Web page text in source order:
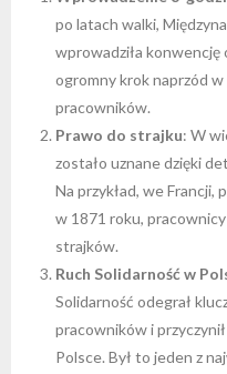
po latach walki,
wprowadziła konwencję
ogromny krok naprzód
pracowników.
Prawo do strajku: W
zostało uznane dzięki
Na przykład, we Francji,
w 1871 roku,
strajków.
Ruch Solidarność w
Solidarność odegrał
pracowników i
Polsce. Był to jeden z